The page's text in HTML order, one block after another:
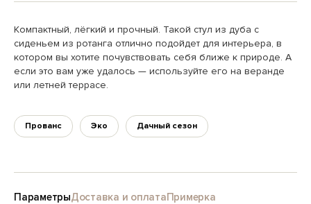
Компактный, лёгкий и прочный. Такой стул из дуба с
сиденьем из ротанга отлично подойдет для интерьера, в
котором вы хотите почувствовать себя ближе к природе. А
если это вам уже удалось — используйте его на веранде
или летней террасе.
Прованс Эко Дачный сезон
ПараметрыДоставка и оплатаПримерка